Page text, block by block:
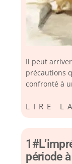
Il peut
précautions
confronté à
LIRE
période